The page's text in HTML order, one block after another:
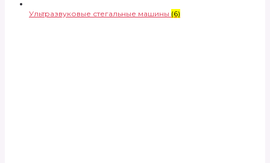
Ультразвуковые стегальные машины (6)